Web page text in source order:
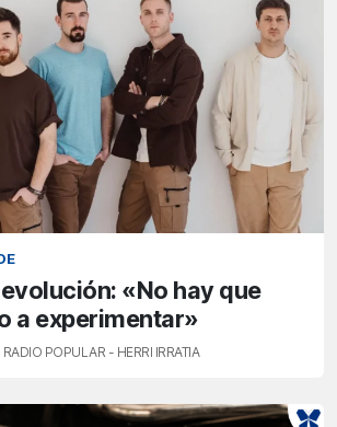
«No hay que
a experimentar»
POPULAR - HERRI IRRATIA